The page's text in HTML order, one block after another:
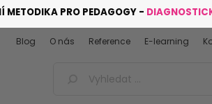
METODIKA PRO PEDAGOGY -
Blog O nás Reference E-learning